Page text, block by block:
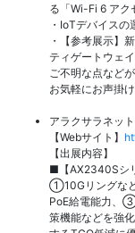
る「Wi-Fi 6 アク
・IoTデバイスの
・【参考展示】
ティゲートウェイ
ご不明な点など
お気軽にお声掛け
アラクサラネッ
【Webサイト】
【出展内容】
■【AX2340Sシ
①10Gリングな
PoE給電能力、
策機能などを強